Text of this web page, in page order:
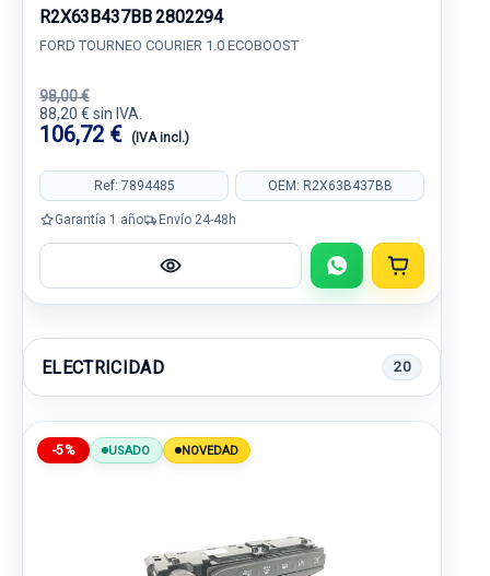
R2X63B437BB 2802294
FORD TOURNEO COURIER 1.0 ECOBOOST
98,00 €
88,20 € sin IVA.
106,72 € (IVA incl.)
Ref: 7894485 OEM: R2X63B437BB
Garantía 1 año Envío 24-48h
ELECTRICIDAD 20
-5% USADO NOVEDAD